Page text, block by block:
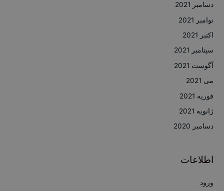
دسامبر 2021
نوامبر 2021
اکتبر 2021
سپتامبر 2021
آگوست 2021
می 2021
فوریه 2021
ژانویه 2021
دسامبر 2020
اطلاعات
ورود